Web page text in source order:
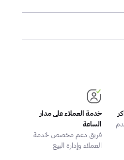
خدمة العملاء على مدار
الساعة
فريق دعم مخصص لخدمة
العملاء وإدارة البيع